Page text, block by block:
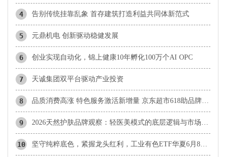
4 告别传统挂靠乱象 首存建筑打造利益共同体新范式
5 元鼎机电 创新驱动稳健发展
6 创业实现自动化，锦上健康10年孵化100万个AI OPC
7 天诚集团双平台驱动产业投资
8
9
10